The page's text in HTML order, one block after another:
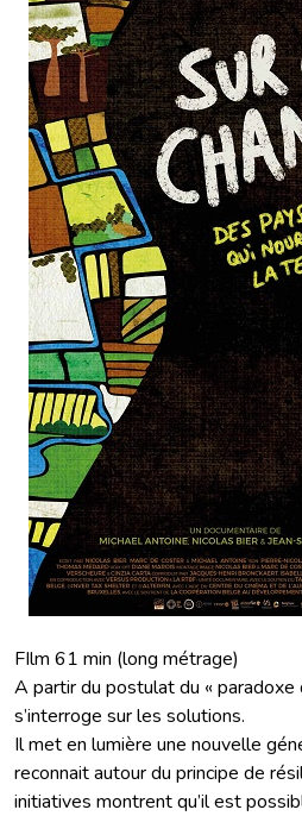
FIlm 61 min (long métrage)
A partir du postulat du « paradoxe
s’interroge sur les solutions.
Il met en lumière une nouvelle
reconnait autour du principe de
initiatives montrent qu’il est